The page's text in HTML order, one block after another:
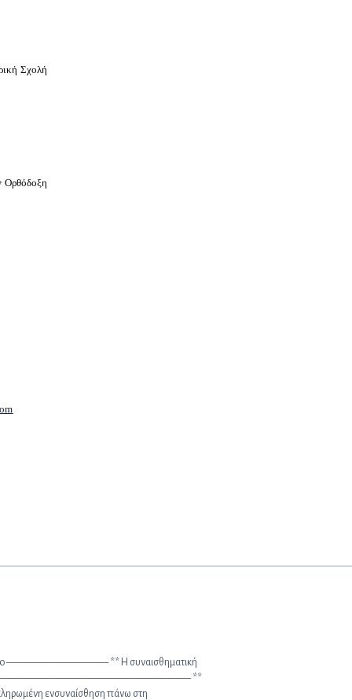
Σχολή
Ορθόδοξη
—————————— ** Η συναισθηματική
———————————————————— **
ενσυναίσθηση πάνω στη